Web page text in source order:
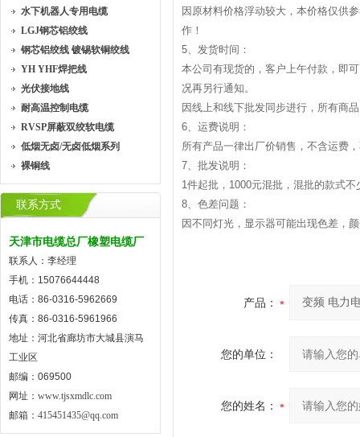
水下机器人专用电缆
LGJ钢芯铝绞线
钢芯铝绞线 镀锡软铜绞线
YH YHF焊把线
光伏接地线
耐高温控制电缆
RVSP屏蔽双绞软电缆
低烟无卤/无卤低烟系列
裸铜线
联系方式
天津市电缆总厂橡塑电缆厂
联系人：李经理
手机：15076644448
电话：86-0316-5962669
传真：86-0316-5961966
地址：河北省廊坊市大城县演马
工业区
邮编：069500
网址： www.tjsxmdlc.com
邮箱： 415451435@qq.com
因原材料价格浮动较大，本价格仅供
作！
5、发货时间：
本公司有现货的，客户上午付款，即
况再另行通知。
因线上和线下批发同步进行，所有商
6、运费说明：
所有产品一律出厂价销售，不含运费
7、批发说明：
1件起批，1000元混批，混批的款式
8、色差问题：
因不同灯光，显示器可能出现色差，
产品：
您的单位：
您的姓名：